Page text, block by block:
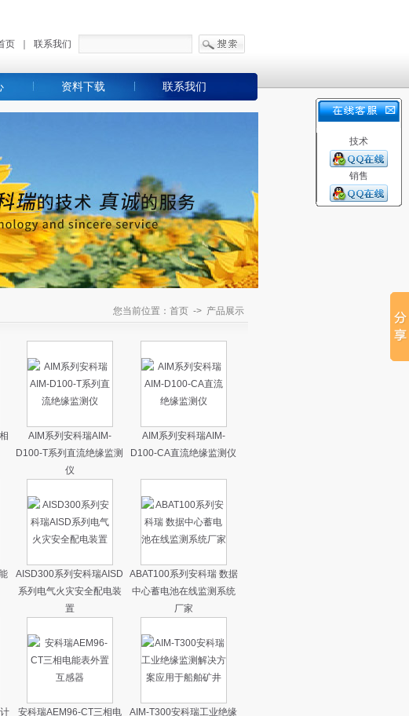
页 联系我们
资料下载 联系我们
您当前位置：首页 -> 产品展示
AIM系列安科瑞AIM-
D100-T系列直流绝缘监测
仪
AIM系列安科瑞AIM-
D100-CA直流绝缘监测仪
AISD300系列安科瑞AISD
系列电气火灾安全配电装
置
ABAT100系列安科瑞 数据
中心蓄电池在线监测系统
厂家
安科瑞AEM96-CT三相电
AIM-T300安科瑞工业绝缘
技术
销售